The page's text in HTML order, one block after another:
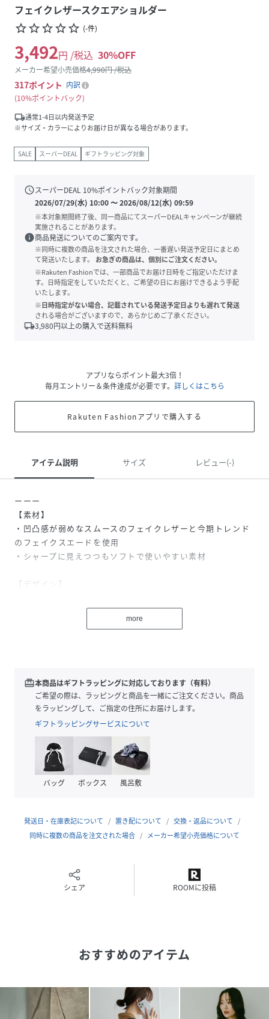
フェイクレザースクエアショルダー
star_borderstar_borderstar_borderstar_borderstar_border (-件)
3,492円 /税込 30%OFF
メーカー希望小売価格4,990円 /税込
317ポイント 内訳
10%ポイントバック
local_shipping通常1-4日以内発送予定
※サイズ・カラーによりお届け日が異なる場合があります。
SALE スーパーDEAL ギフトラッピング対象
scheduleスーパーDEAL 10%ポイントバック対象期間
2026/07/29(水) 10:00〜2026/08/12(水) 09:59
※本対象期間終了後、同一商品にてスーパーDEALキャンペーンが継続
実施されることがあります。
info商品発送についてのご案内です。
※同時に複数の商品を注文された場合、一番遅い発送予定日にまとめ
て発送いたします。
お急ぎの商品は、個別にご注文ください。
※Rakuten Fashionでは、一部商品でお届け日時をご指定いただけま
す。日時指定をしていただくと、ご希望の日にお届けできるよう手配
いたします。
※日時指定がない場合、記載されている発送予定日よりも遅れて発送
される場合がございますので、あらかじめご了承ください。
local_shipping3,980円以上の購入で送料無料
アプリならポイント最大3倍！
毎月エントリー＆条件達成が必要です。 詳しくはこちら
Rakuten Fashionアプリで購入する
アイテム説明 サイズ レビュー(-)
ーーー
【素材】
・凹凸感が弱めなスムースのフェイクレザーと今期トレンド
のフェイクスエードを使用
・シャープに見えつつもソフトで使いやすい素材
【デザイン】
・ショルダーはバックルベルトで肩掛け～斜め掛けまで長さ
【コーディネート】
・デイリー使いにもお出掛けにも幅広いシーンで活躍
・肩掛けの長さにした際に垂れるロングベルトもポイント
※フェイクスエード素材は濡れると色移りしやすいため、片
面をフェイクレザー仕様にしています。
ーーー
素材
<<ブラック09,ガンメタ11,ライトグレー12,ボル
<<ベージュ×スウェード51,ブラウン×スウェー
ONE SIZE
品番
PT1654_573177
573177-55-00 PT1654
more
redeem本商品はギフトラッピングに対応しております（有料）
ご希望の際は、ラッピングと商品を一緒にご注文ください。商品
をラッピングして、ご指定の住所にお届けします。
ギフトラッピングサービスについて
バッグ ボックス 風呂敷
発送日・在庫表記について 置き配について
交換・返品について
同時に複数の商品を注文された場合
メーカー希望小売価格について
シェア ROOMに投稿
おすすめのアイテム